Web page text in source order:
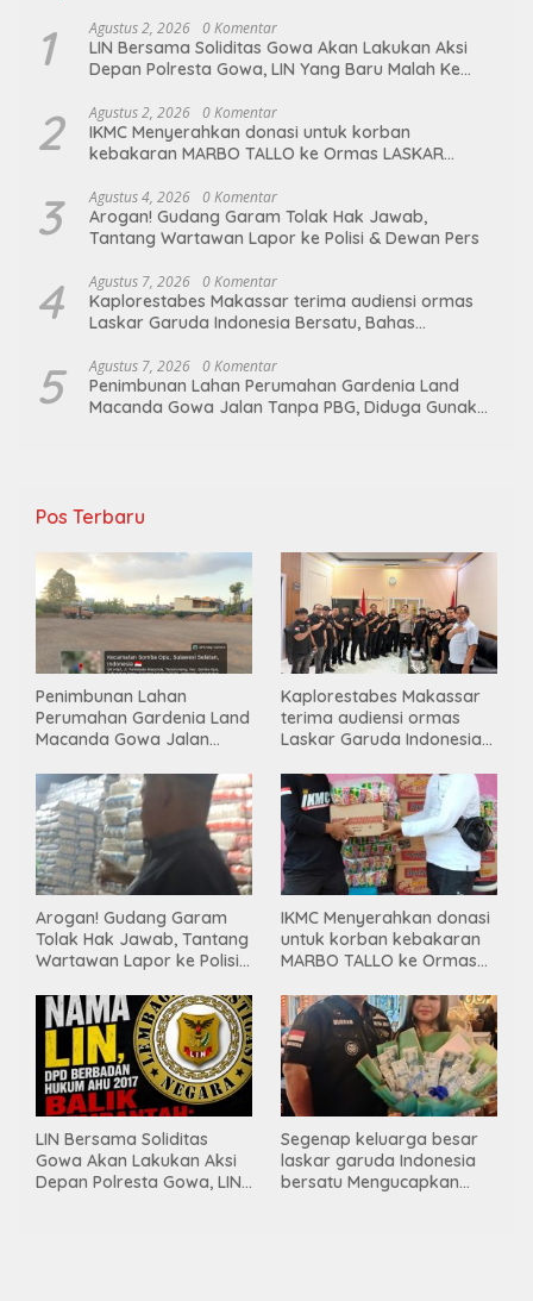
1 Agustus 2, 2026 0 Komentar
LIN Bersama Soliditas Gowa Akan Lakukan Aksi
Depan Polresta Gowa, LIN Yang Baru Malah Ke
2 Agustus 2, 2026 0 Komentar
IKMC Menyerahkan donasi untuk korban
kebakaran MARBO TALLO ke Ormas LASKAR
3 Agustus 4, 2026 0 Komentar
Arogan! Gudang Garam Tolak Hak Jawab,
Tantang Wartawan Lapor ke Polisi & Dewan Pers
4 Agustus 7, 2026 0 Komentar
Kaplorestabes Makassar terima audiensi ormas
Laskar Garuda Indonesia Bersatu, Bahas
5 Agustus 7, 2026 0 Komentar
Penimbunan Lahan Perumahan Gardenia Land
Macanda Gowa Jalan Tanpa PBG, Diduga Gunakan
Pos Terbaru
Penimbunan Lahan
Perumahan Gardenia Land
Macanda Gowa Jalan
Gunakan Material
Tambang Ilegal
Kaplorestabes Makassar
terima audiensi ormas
Laskar Garuda Indonesia
hingga kegiatan sosial.
Arogan! Gudang Garam
Tolak Hak Jawab, Tantang
Wartawan Lapor ke Polisi
IKMC Menyerahkan donasi
untuk korban kebakaran
MARBO TALLO ke Ormas
INDONESIA BERSATU
LIN Bersama Soliditas
Gowa Akan Lakukan Aksi
Depan Polresta Gowa, LIN
Segenap keluarga besar
laskar garuda Indonesia
bersatu Mengucapkan